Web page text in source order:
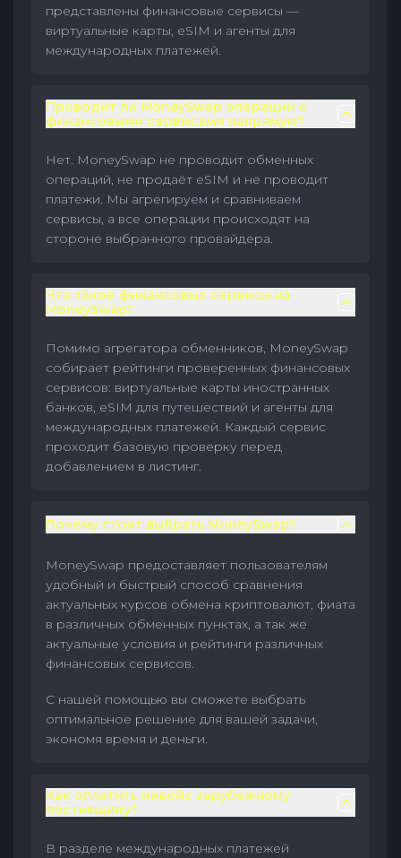
представлены финансовые сервисы —
виртуальные карты, eSIM и агенты для
международных платежей.
Проводит ли MoneySwap операции с
финансовыми сервисами напрямую?
Нет. MoneySwap не проводит обменных
операций, не продаёт eSIM и не проводит
платежи. Мы агрегируем и сравниваем
сервисы, а все операции происходят на
стороне выбранного провайдера.
Что такое финансовые сервисы на
MoneySwap?
Помимо агрегатора обменников, MoneySwap
собирает рейтинги проверенных финансовых
сервисов: виртуальные карты иностранных
банков, eSIM для путешествий и агенты для
международных платежей. Каждый сервис
проходит базовую проверку перед
добавлением в листинг.
Почему стоит выбрать MoneySwap?
MoneySwap предоставляет пользователям
удобный и быстрый способ сравнения
актуальных курсов обмена криптовалют, фиата
в различных обменных пунктах, а так же
актуальные условия и рейтинги различных
финансовых сервисов.
С нашей помощью вы сможете выбрать
оптимальное решение для вашей задачи,
экономя время и деньги.
Как оплатить инвойс зарубежному
поставщику?
В разделе международных платежей